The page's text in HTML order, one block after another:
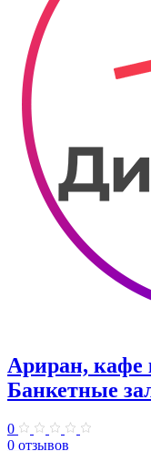
Ариран, кафе
Банкетные
0
0 отзывов